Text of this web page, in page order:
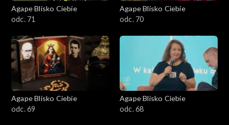
Agape Blisko Ciebie
odc. 71
Agape Blisko Ciebie
odc. 70
Agape Blisko Ciebie
odc. 69
Agape Blisko Ciebie
odc. 68